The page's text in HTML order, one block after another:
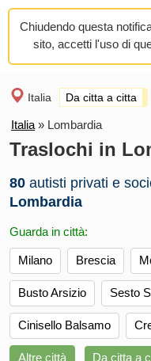
Chiudendo questa
sito, accetti l'uso di
Italia Da citta a citta
Italia » Lombardia
Traslochi in
80 autisti privati e
Lombardia
Guarda in città:
Milano Brescia
Busto Arsizio Sesto
Cinisello Balsamo
Altre città Da citta a